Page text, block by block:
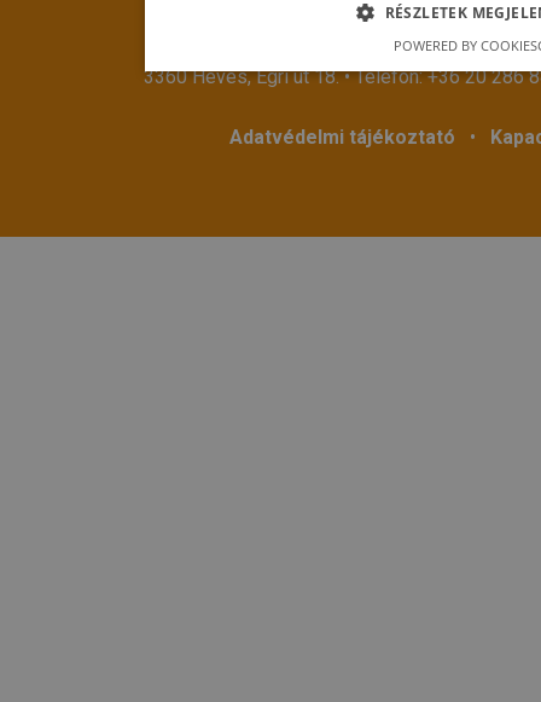
Hevestherm Kft.
3360 Heves, Egri út 18. • Telefon:+36 20 286
Adatvédelmi tájékoztató •
RÉSZLETEK
POWERED BY